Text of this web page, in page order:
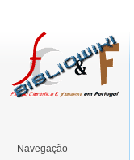
Navegação